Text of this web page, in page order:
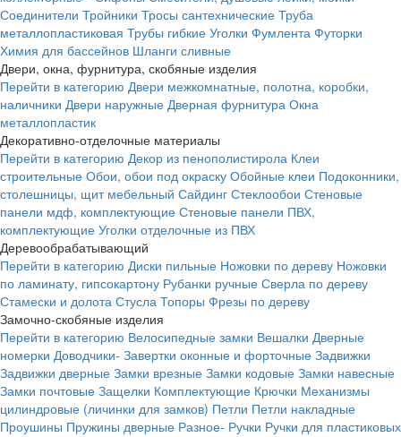
Соединители Тройники Тросы сантехнические Труба
металлопластиковая Трубы гибкие Уголки Фумлента Футорки
Химия для бассейнов Шланги сливные
Двери, окна, фурнитура, скобяные изделия
Перейти в категорию Двери межкомнатные, полотна, коробки,
наличники Двери наружные Дверная фурнитура Окна
металлопластик
Декоративно-отделочные материалы
Перейти в категорию Декор из пенополистирола Клеи
строительные Обои, обои под окраску Обойные клеи Подоконники,
столешницы, щит мебельный Сайдинг Стеклообои Стеновые
панели мдф, комплектующие Стеновые панели ПВХ,
комплектующие Уголки отделочные из ПВХ
Деревообрабатывающий
Перейти в категорию Диски пильные Ножовки по дереву Ножовки
по ламинату, гипсокартону Рубанки ручные Сверла по дереву
Стамески и долота Стусла Топоры Фрезы по дереву
Замочно-скобяные изделия
Перейти в категорию Велосипедные замки Вешалки Дверные
номерки Доводчики- Завертки оконные и форточные Задвижки
Задвижки дверные Замки врезные Замки кодовые Замки навесные
Замки почтовые Защелки Комплектующие Крючки Механизмы
цилиндровые (личинки для замков) Петли Петли накладные
Проушины Пружины дверные Разное- Ручки Ручки для пластиковых